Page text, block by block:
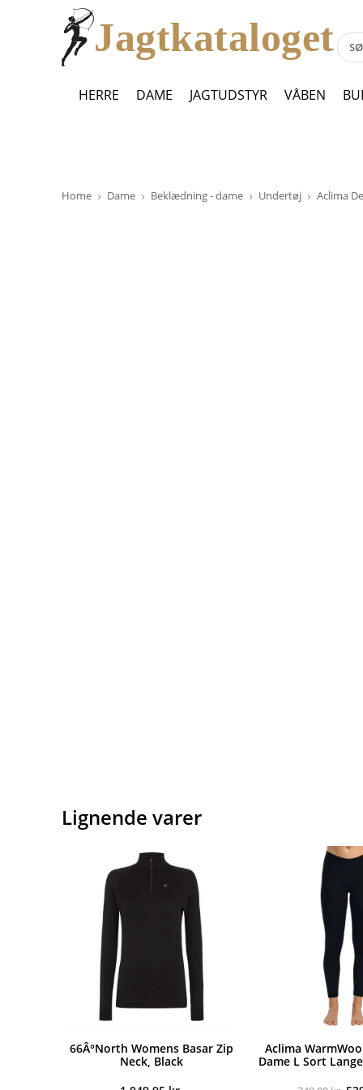
Jagtkataloget
HERRE DAME JAGTUDSTYR VÅBEN
Home Dame Beklædning - dame Undertøj Aclima
Lignende varer
66Â°North Womens Basar Zip
Neck, Black
Aclima
Dame L Sort